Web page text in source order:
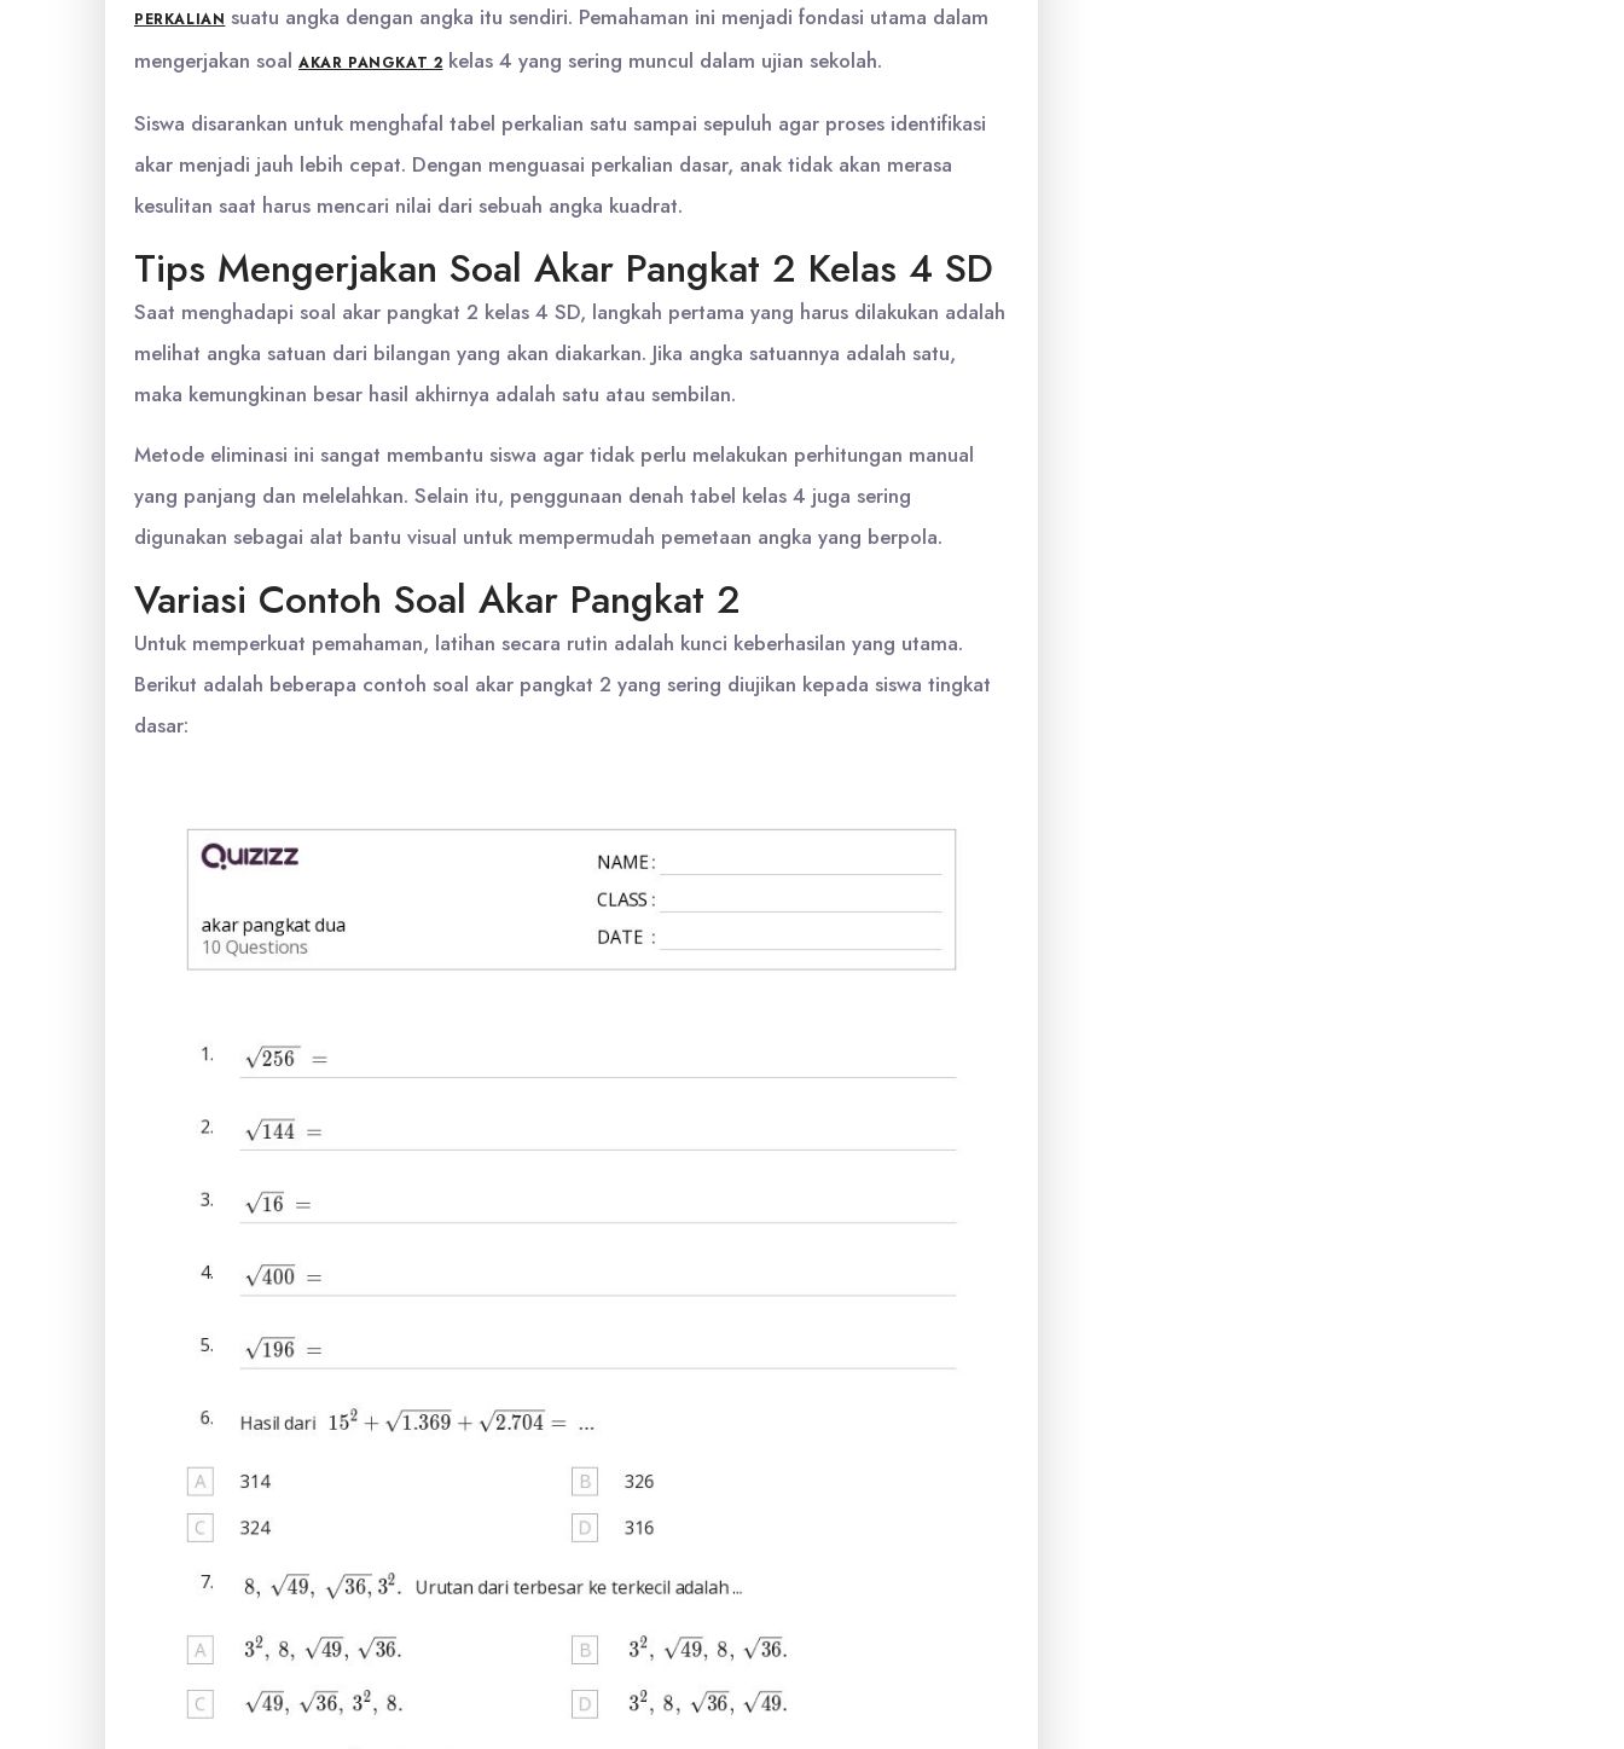
PERKALIAN suatu angka dengan angka itu sendiri. Pemahaman ini menjadi fondasi utama dalam
mengerjakan soal AKAR PANGKAT 2 kelas 4 yang sering muncul dalam ujian sekolah.
Siswa disarankan untuk menghafal tabel perkalian satu sampai sepuluh agar proses identifikasi
akar menjadi jauh lebih cepat. Dengan menguasai perkalian dasar, anak tidak akan merasa
kesulitan saat harus mencari nilai dari sebuah angka kuadrat.
Tips Mengerjakan Soal Akar Pangkat 2 Kelas 4 SD
Saat menghadapi soal akar pangkat 2 kelas 4 SD, langkah pertama yang harus dilakukan adalah
melihat angka satuan dari bilangan yang akan diakarkan. Jika angka satuannya adalah satu,
maka kemungkinan besar hasil akhirnya adalah satu atau sembilan.
Metode eliminasi ini sangat membantu siswa agar tidak perlu melakukan perhitungan manual
yang panjang dan melelahkan. Selain itu, penggunaan denah tabel kelas 4 juga sering
digunakan sebagai alat bantu visual untuk mempermudah pemetaan angka yang berpola.
Variasi Contoh Soal Akar Pangkat 2
Untuk memperkuat pemahaman, latihan secara rutin adalah kunci keberhasilan yang utama.
Berikut adalah beberapa contoh soal akar pangkat 2 yang sering diujikan kepada siswa tingkat
dasar: